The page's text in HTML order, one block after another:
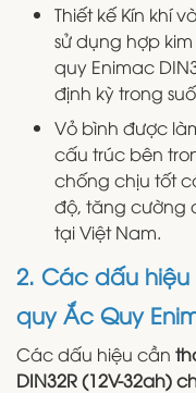
Thiết kế Kín khí
sử dụng hợp
quy Enimac
định kỳ trong
Vỏ bình được
cấu trúc bên
chống chịu tốt
độ, tăng cường
tại Việt Nam.
2. Các dấu
quy Ắc Quy
Các dấu hiệu cần
DIN32R (12V-32ah)